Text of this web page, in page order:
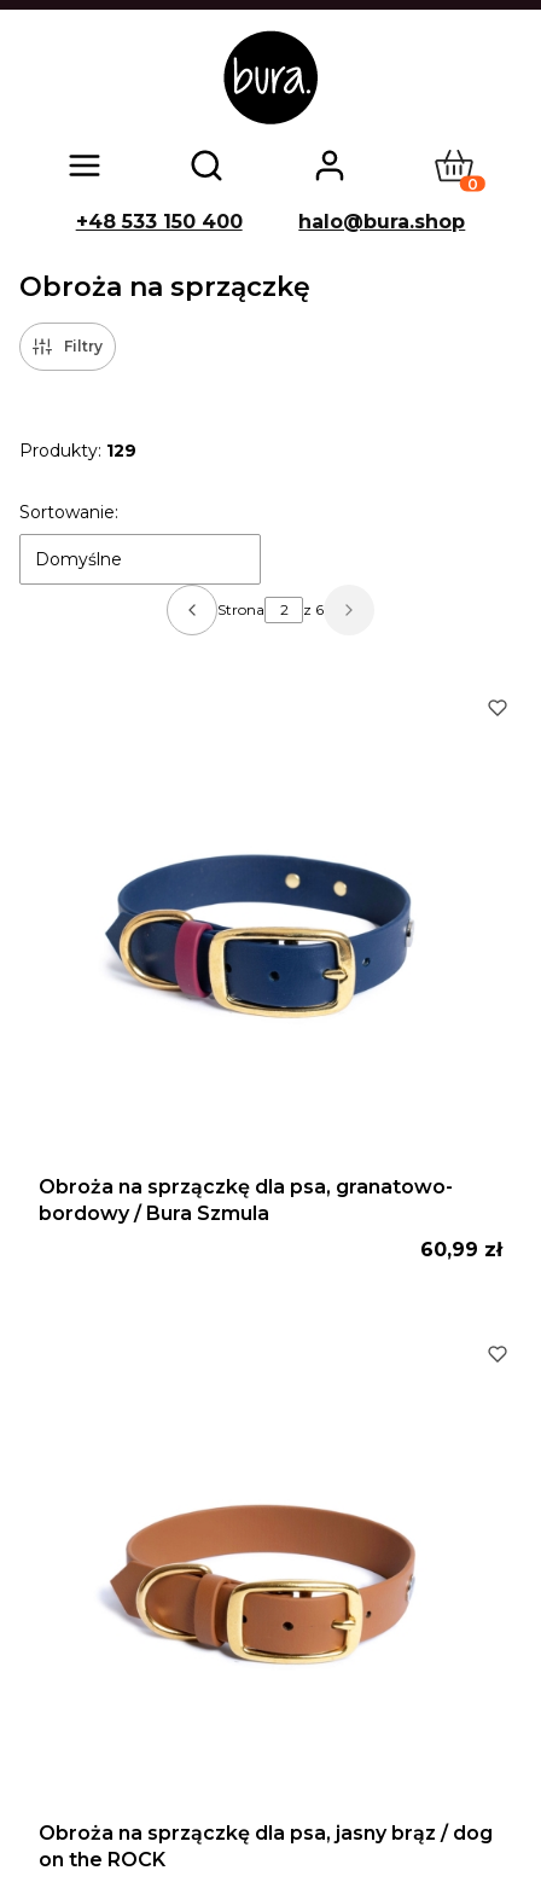
Otwórz wyszukiwarkę Produkty
+48 533 150 400 halo@bura.shop
Obroża na sprzączkę
Filtry
Produkty: 129
Lista produktów
Sortowanie:
Domyślne
Poprzednie produkty
Strona z 6 Następne produkty
Obroża na sprzączkę dla psa, granatowo-
bordowy / Bura Szmula
Cena
60,99 zł
Obroża na sprzączkę dla psa, jasny brąz / dog
on the ROCK